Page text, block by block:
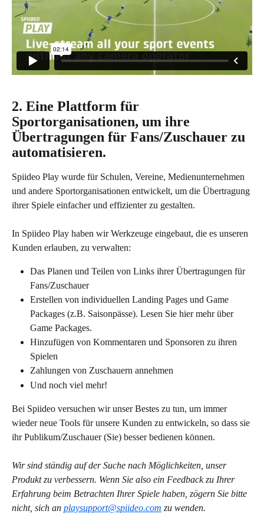
2. Eine Plattform für
Sportorganisationen, um ihre
Übertragungen für Fans/Zuschauer zu
automatisieren.
Spiideo Play wurde für Schulen, Vereine, Medienunternehmen
und andere Sportorganisationen entwickelt, um die Übertragung
ihrer Spiele einfacher und effizienter zu gestalten.
In Spiideo Play haben wir Werkzeuge eingebaut, die es unseren
Kunden erlauben, zu verwalten:
Das Planen und Teilen von Links ihrer Übertragungen für
Fans/Zuschauer
Erstellen von individuellen Landing Pages und Game
Packages (z.B. Saisonpässe). Lesen Sie hier mehr über
Game Packages.
Hinzufügen von Kommentaren und Sponsoren zu ihren
Spielen
Zahlungen von Zuschauern annehmen
Und noch viel mehr!
Bei Spiideo versuchen wir unser Bestes zu tun, um immer
wieder neue Tools für unsere Kunden zu entwickeln, so dass sie
ihr Publikum/Zuschauer (Sie) besser bedienen können.
Wir sind ständig auf der Suche nach Möglichkeiten, unser
Produkt zu verbessern. Wenn Sie also ein Feedback zu Ihrer
Erfahrung beim Betrachten Ihrer Spiele haben, zögern Sie bitte
nicht, sich an playsupport@spiideo.com zu wenden.